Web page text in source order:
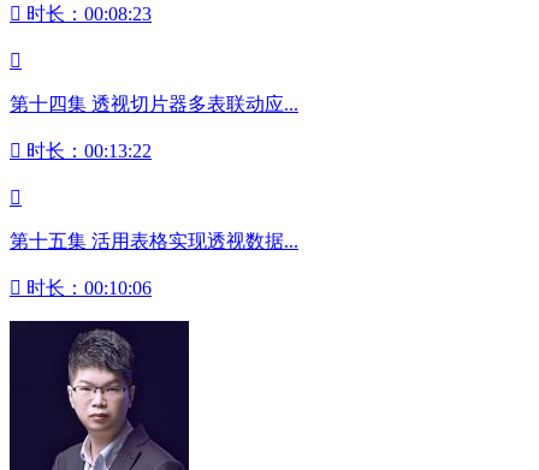
 时长：00:08:23

第十四集 透视切片器多表联动应...
 时长：00:13:22

第十五集 活用表格实现透视数据...
 时长：00:10:06